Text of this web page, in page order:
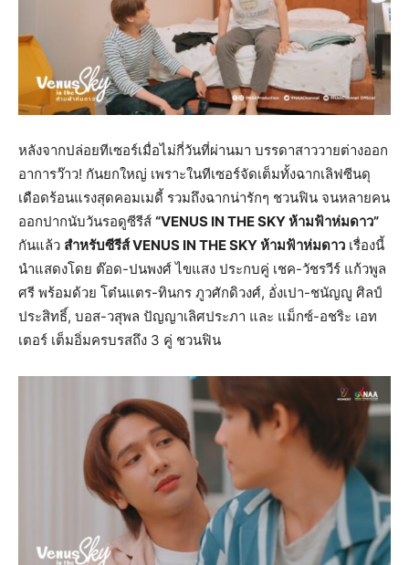
หลังจากปล่อยทีเซอร์เมื่อไม่กี่วันที่ผ่านมา บรรดาสาววายต่างออก
อาการว๊าว! กันยกใหญ่ เพราะในทีเซอร์จัดเต็มทั้งฉากเลิฟซีนดุ
เดือดร้อนแรงสุดคอมเมดี้ รวมถึงฉากน่ารักๆ ชวนฟิน จนหลายคน
ออกปากนับวันรอดูซีรีส์ “VENUS IN THE SKY ห้ามฟ้าห่มดาว”
กันแล้ว สำหรับซีรีส์ VENUS IN THE SKY ห้ามฟ้าห่มดาว เรื่องนี้
นำแสดงโดย ต๊อด-ปนพงศ์ ไขแสง ประกบคู่ เชค-วัชรวีร์ แก้วพูล
ศรี พร้อมด้วย โต๋นแตร-ทินกร ภูวศักดิวงศ์, อั่งเปา-ชนัญญู ศิลป์
ประสิทธิ์, บอส-วสุพล ปัญญาเลิศประภา และ แม็กซ์-อชริะ เอท
เตอร์ เต็มอิ่มครบรสถึง 3 คู่ ชวนฟิน